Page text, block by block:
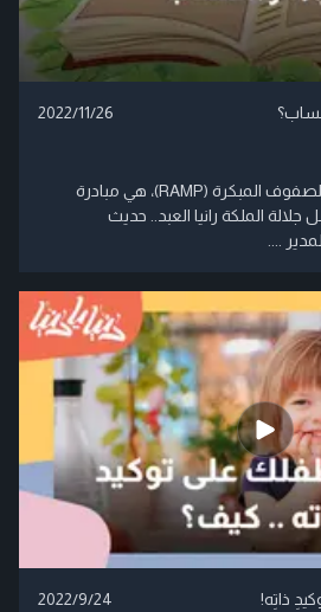
2022/11/26
مبادرة القراءة والحساب للصفوف المبكرة (RAMP)، هي مبادرة
الملكة رانيا العبد.. حديث
....
ذاتِه! 2022/9/24